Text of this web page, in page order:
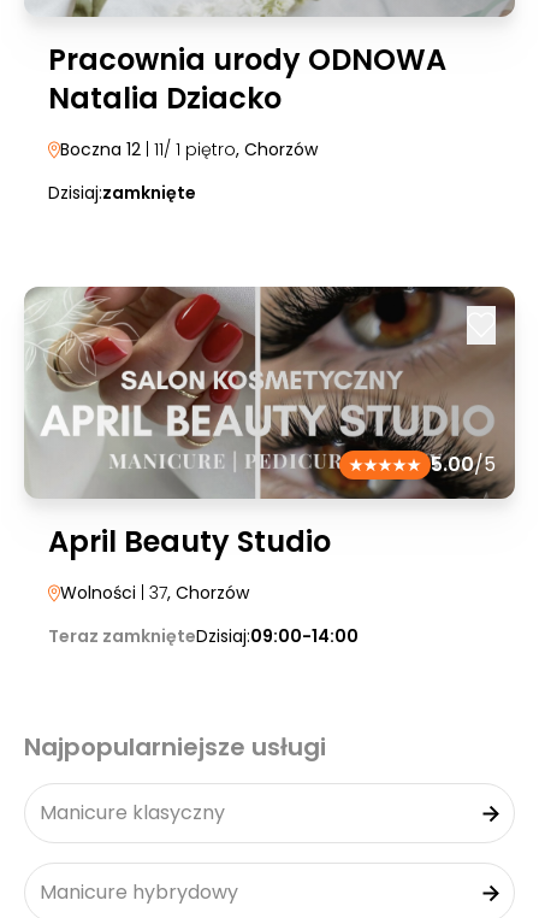
Pracownia urody ODNOWA
Natalia Dziacko
Boczna 12 | 11/ 1 piętro, Chorzów
Dzisiaj:zamknięte
5.00/5
April Beauty Studio
Wolności | 37, Chorzów
Teraz zamknięteDzisiaj:09:00-14:00
Najpopularniejsze usługi
Manicure klasyczny
Manicure hybrydowy